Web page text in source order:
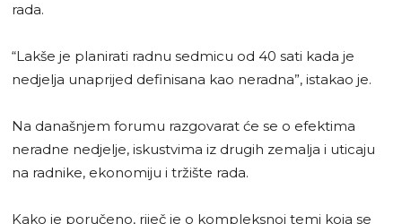
rada.
“Lakše je planirati radnu sedmicu od 40 sati kada je
nedjelja unaprijed definisana kao neradna”, istakao je.
Na današnjem forumu razgovarat će se o efektima
neradne nedjelje, iskustvima iz drugih zemalja i uticaju
na radnike, ekonomiju i tržište rada.
Kako je poručeno, riječ je o kompleksnoj temi koja se